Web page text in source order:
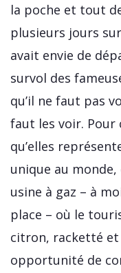
la poche et tout
plusieurs jours
avait envie de
survol des
qu’il ne faut pas
faut les voir. Pour
qu’elles
unique au monde,
usine à gaz – à
place – où le
citron, racketté et
opportunité de